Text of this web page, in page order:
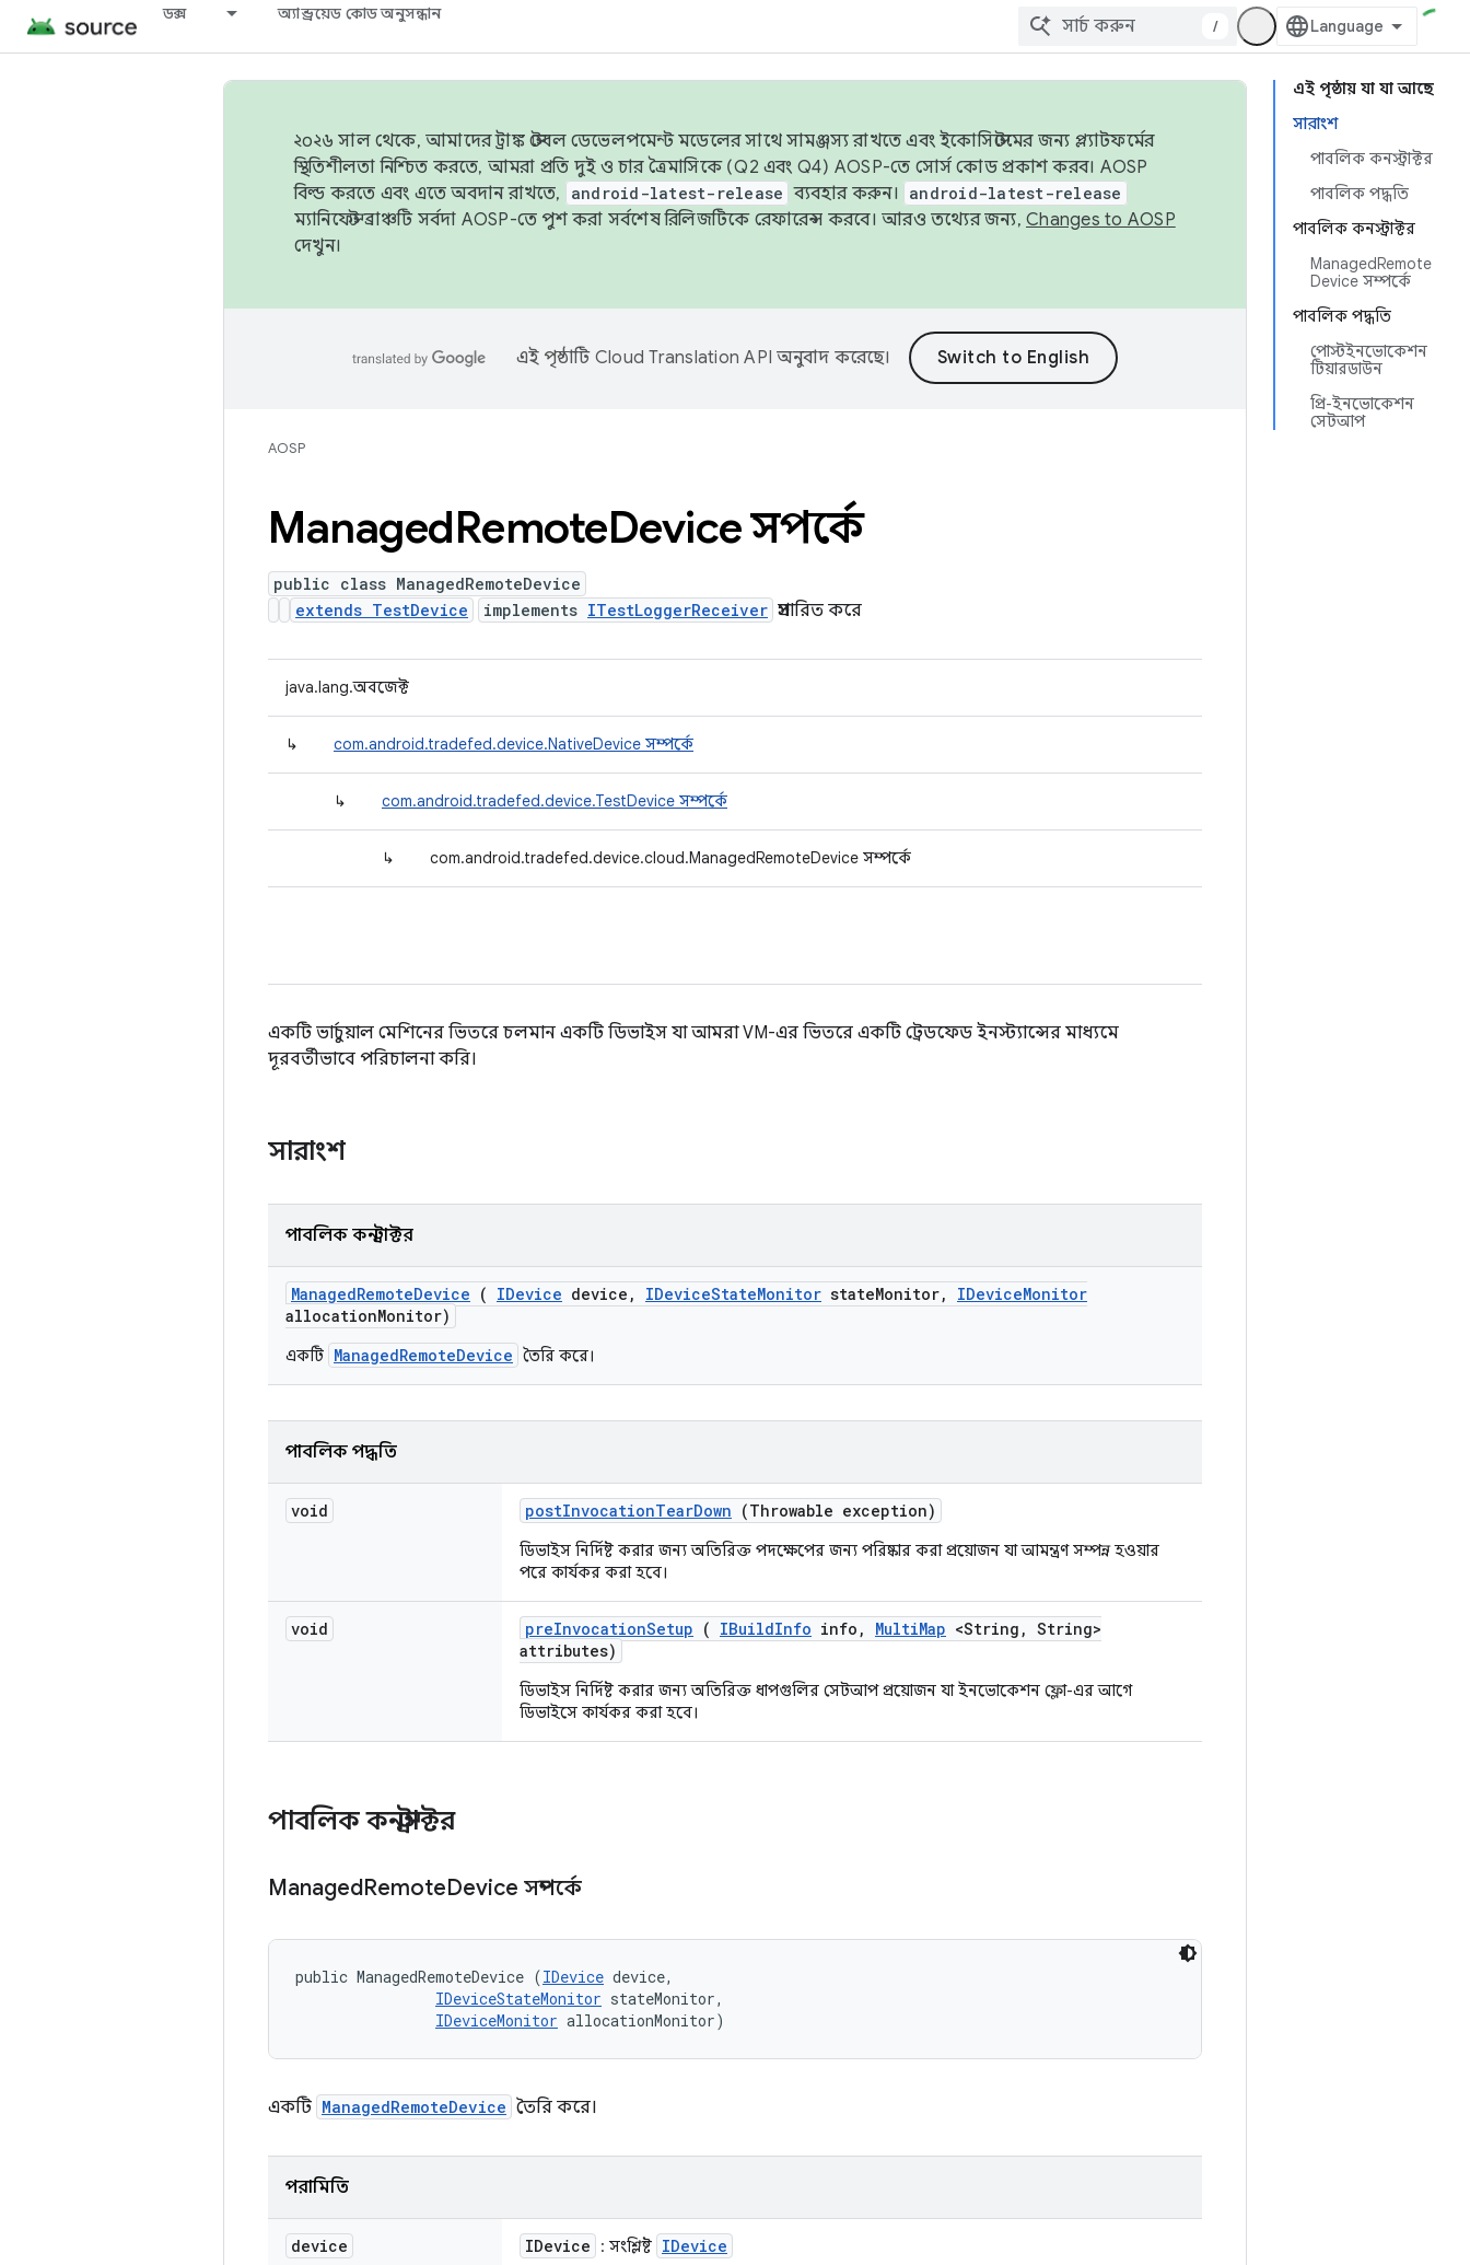
ডক্স অ্যান্ড্রয়েড কোড অনুসন্ধান
/
এই পৃষ্ঠায় যা যা আছে
সারাংশ
পাবলিক কনস্ট্রাক্টর
পাবলিক পদ্ধতি
পাবলিক কনস্ট্রাক্টর
ManagedRemote
Device সম্পর্কে
পাবলিক পদ্ধতি
পোস্টইনভোকেশন
টিয়ারডাউন
প্রি-ইনভোকেশন
সেটআপ
২০২৬ সাল থেকে, আমাদের ট্রাঙ্ক স্টেবল ডেভেলপমেন্ট মডেলের সাথে সামঞ্জস্য রাখতে এবং ইকোসিস্টেমের জন্য প্ল্যাটফর্মের
স্থিতিশীলতা নিশ্চিত করতে, আমরা প্রতি দুই ও চার ত্রৈমাসিকে (Q2 এবং Q4) AOSP-তে সোর্স কোড প্রকাশ করব। AOSP
বিল্ড করতে এবং এতে অবদান রাখতে,
android-latest-release ব্যবহার করুন। android-latest-release
ম্যানিফেস্ট ব্রাঞ্চটি সর্বদা AOSP-তে পুশ করা সর্বশেষ রিলিজটিকে রেফারেন্স করবে। আরও তথ্যের জন্য, Changes to AOSP
দেখুন।
এই পৃষ্ঠাটি Cloud Translation API অনুবাদ করেছে।
AOSP
ManagedRemoteDevice সম্পর্কে
public class ManagedRemoteDevice
extends TestDevice
implements ITestLoggerReceiver প্রসারিত করে
java.lang.অবজেক্ট
↳ com.android.tradefed.device.NativeDevice সম্পর্কে
↳ com.android.tradefed.device.TestDevice সম্পর্কে
↳ com.android.tradefed.device.cloud.ManagedRemoteDevice সম্পর্কে
একটি ভার্চুয়াল মেশিনের ভিতরে চলমান একটি ডিভাইস যা আমরা VM-এর ভিতরে একটি ট্রেডফেড ইনস্ট্যান্সের মাধ্যমে
দূরবর্তীভাবে পরিচালনা করি।
সারাংশ
পাবলিক কনস্ট্রাক্টর
ManagedRemoteDevice ( IDevice device , IDeviceStateMonitor stateMonitor, IDeviceMonitor
allocationMonitor)
একটি ManagedRemoteDevice তৈরি করে।
পাবলিক পদ্ধতি
void postInvocationTearDown (Throwable exception)
ডিভাইস নির্দিষ্ট করার জন্য অতিরিক্ত পদক্ষেপের জন্য পরিষ্কার করা প্রয়োজন যা আমন্ত্রণ সম্পন্ন হওয়ার
পরে কার্যকর করা হবে।
void preInvocationSetup ( IBuildInfo info , MultiMap <String , String>
attributes)
ডিভাইস নির্দিষ্ট করার জন্য অতিরিক্ত ধাপগুলির সেটআপ প্রয়োজন যা ইনভোকেশন ফ্লো-এর আগে
ডিভাইসে কার্যকর করা হবে।
পাবলিক কনস্ট্রাক্টর
ManagedRemoteDevice সম্পর্কে
public ManagedRemoteDevice (IDevice device,
IDeviceStateMonitor stateMonitor,
IDeviceMonitor allocationMonitor)
একটি ManagedRemoteDevice তৈরি করে।
পরামিতি
device IDevice : সংশ্লিষ্ট IDevice